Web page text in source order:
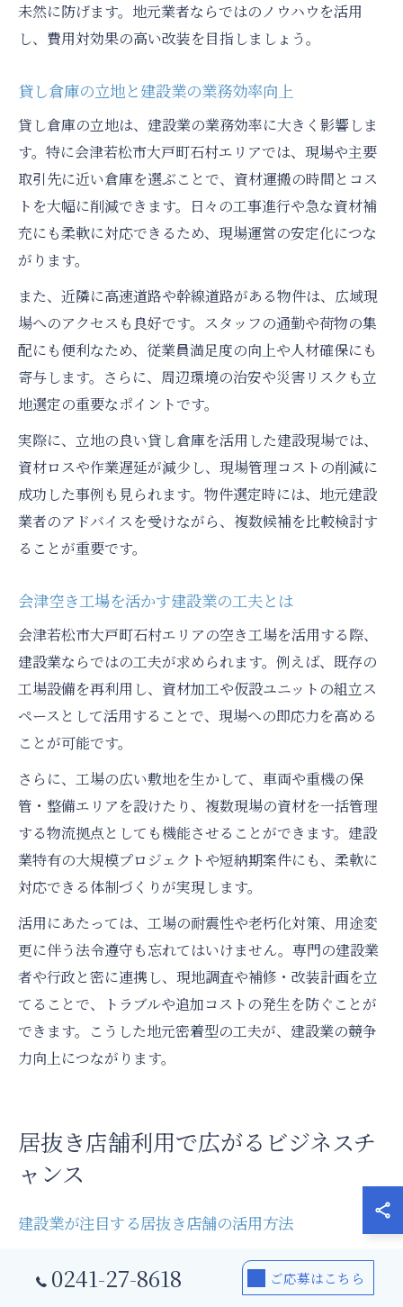
未然に防げます。地元業者ならではのノウハウを活用
し、費用対効果の高い改装を目指しましょう。
貸し倉庫の立地と建設業の業務効率向上
貸し倉庫の立地は、建設業の業務効率に大きく影響しま
す。特に会津若松市大戸町石村エリアでは、現場や主要
取引先に近い倉庫を選ぶことで、資材運搬の時間とコス
トを大幅に削減できます。日々の工事進行や急な資材補
充にも柔軟に対応できるため、現場運営の安定化につな
がります。
また、近隣に高速道路や幹線道路がある物件は、広域現
場へのアクセスも良好です。スタッフの通勤や荷物の集
配にも便利なため、従業員満足度の向上や人材確保にも
寄与します。さらに、周辺環境の治安や災害リスクも立
地選定の重要なポイントです。
実際に、立地の良い貸し倉庫を活用した建設現場では、
資材ロスや作業遅延が減少し、現場管理コストの削減に
成功した事例も見られます。物件選定時には、地元建設
業者のアドバイスを受けながら、複数候補を比較検討す
ることが重要です。
会津空き工場を活かす建設業の工夫とは
会津若松市大戸町石村エリアの空き工場を活用する際、
建設業ならではの工夫が求められます。例えば、既存の
工場設備を再利用し、資材加工や仮設ユニットの組立ス
ペースとして活用することで、現場への即応力を高める
ことが可能です。
さらに、工場の広い敷地を生かして、車両や重機の保
管・整備エリアを設けたり、複数現場の資材を一括管理
する物流拠点としても機能させることができます。建設
業特有の大規模プロジェクトや短納期案件にも、柔軟に
対応できる体制づくりが実現します。
活用にあたっては、工場の耐震性や老朽化対策、用途変
更に伴う法令遵守も忘れてはいけません。専門の建設業
者や行政と密に連携し、現地調査や補修・改装計画を立
てることで、トラブルや追加コストの発生を防ぐことが
できます。こうした地元密着型の工夫が、建設業の競争
力向上につながります。
居抜き店舗利用で広がるビジネスチ
ャンス
建設業が注目する居抜き店舗の活用方法
建設業において、福島県会津若松市大戸町石村エリアの
事業用物件選びで特に注目されるのが「居抜き店舗」の
0241-27-8618 ご応募はこちら